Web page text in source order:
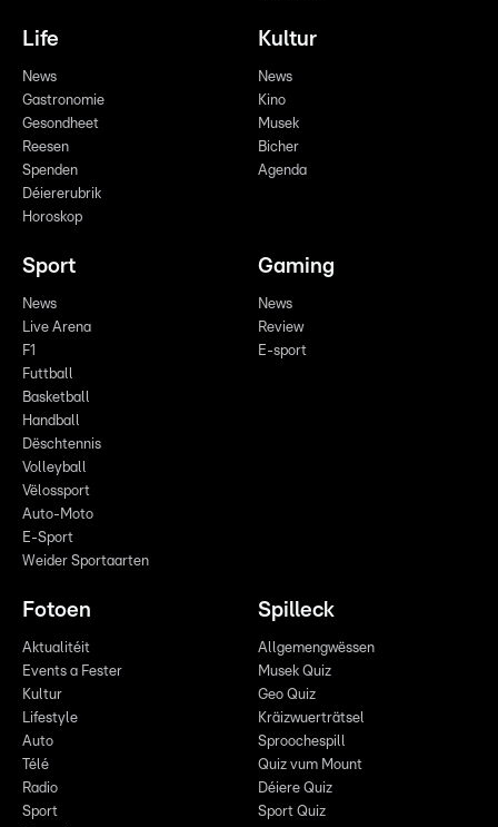
Life
News
Gastronomie
Gesondheet
Reesen
Spenden
Déiererubrik
Horoskop
Kultur
News
Kino
Musek
Bicher
Agenda
Sport
News
Live Arena
F1
Futtball
Basketball
Handball
Dëschtennis
Volleyball
Vëlossport
Auto-Moto
E-Sport
Weider Sportaarten
Gaming
News
Review
E-sport
Fotoen
Aktualitéit
Events a Fester
Kultur
Lifestyle
Auto
Télé
Radio
Sport
Spilleck
Allgemengwëssen
Musek Quiz
Geo Quiz
Kräizwuerträtsel
Sproochespill
Quiz vum Mount
Déiere Quiz
Sport Quiz